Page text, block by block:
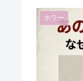
ホラー